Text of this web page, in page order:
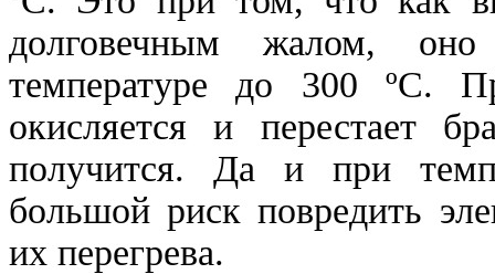
долговечным жалом,
температуре до 300 ºС.
окисляется и перестает
получится. Да и при
большой риск повредить
их перегрева.